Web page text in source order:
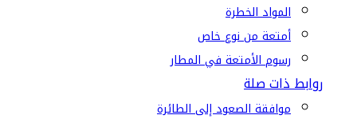
المواد الخطرة
أمتعة من نوع خاص
رسوم الأمتعة في المطار
روابط ذات صلة
موافقة الصعود إلى الطائرة